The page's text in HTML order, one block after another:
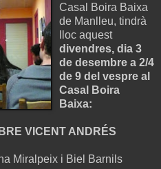
Casal Boira Baixa
de Manlleu, tindrà
lloc aquest
divendres, dia 3
de desembre a 2/4
de 9 del vespre al
Casal Boira
Baixa:
VICENT ANDRÉS
Miralpeix i Biel Barnils